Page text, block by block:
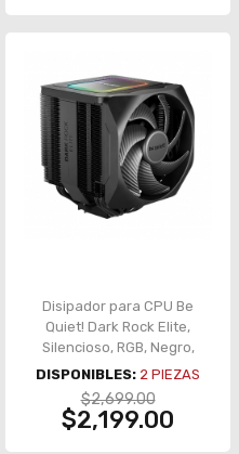
Disipador para CPU Be
Quiet! Dark Rock Elite,
Silencioso, RGB, Negro,
Compatible con AMD e Intel
- BK037
DISPONIBLES: 2 PIEZAS
$2,699.00
$2,199.00